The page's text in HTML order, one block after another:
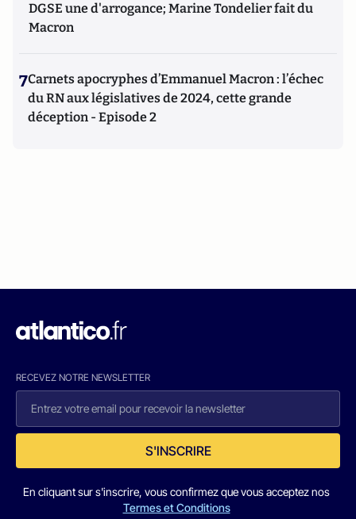
DGSE une d'arrogance; Marine Tondelier fait du
Macron
7Carnets apocryphes d’Emmanuel Macron : l’échec
du RN aux législatives de 2024, cette grande
déception - Episode 2
RECEVEZ NOTRE NEWSLETTER
S'INSCRIRE
En cliquant sur s'inscrire, vous confirmez que vous acceptez nos
Termes et Conditions